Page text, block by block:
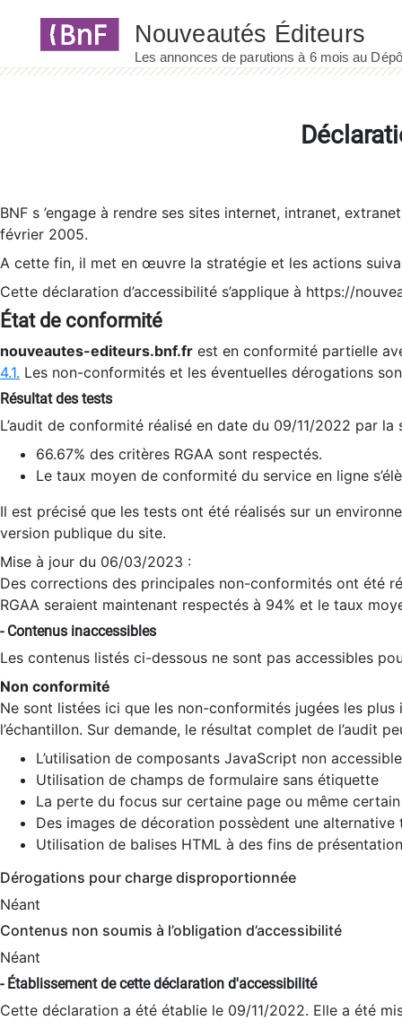
BNF s ’engage à rendre ses sites internet, intranet,
février 2005.
A cette fin, il met en œuvre la stratégie et les actions
Cette déclaration d’accessibilité s’applique à https://
État de conformité
nouveautes-editeurs.bnf.fr est en conformité partielle
4.1. Les non-conformités et les éventuelles dérogations
Résultat des tests
L’audit de conformité réalisé en date du 09/11/2022 par
66.67% des critères RGAA sont respectés.
Le taux moyen de conformité du service en ligne
Il est précisé que les tests ont été réalisés sur un
version publique du site.
Mise à jour du 06/03/2023 :
Des corrections des principales non-conformités ont été
RGAA seraient maintenant respectés à 94% et le taux
- Contenus inaccessibles
Les contenus listés ci-dessous ne sont pas accessibles
Non conformité
Ne sont listées ici que les non-conformités jugées les
l’échantillon. Sur demande, le résultat complet de l’audit
L’utilisation de composants JavaScript non
Utilisation de champs de formulaire sans étiquette
La perte du focus sur certaine page ou même
Des images de décoration possèdent une alternative
Utilisation de balises HTML à des fins de
Dérogations pour charge disproportionnée
Néant
Contenus non soumis à l’obligation d’accessibilité
Néant
- Établissement de cette déclaration d'accessibilité
Cette déclaration a été établie le 09/11/2022. Elle a été